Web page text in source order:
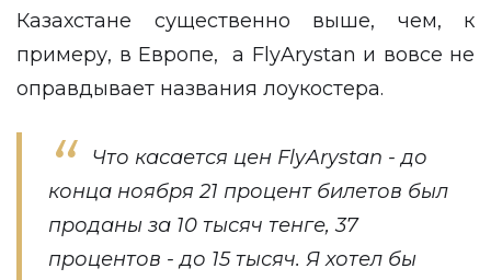
Казахстане существенно выше, чем, к
примеру, в Европе, а FlyArystan и вовсе не
оправдывает названия лоукостера.
Что касается цен FlyArystan - до
конца ноября 21 процент билетов был
проданы за 10 тысяч тенге, 37
процентов - до 15 тысяч. Я хотел бы